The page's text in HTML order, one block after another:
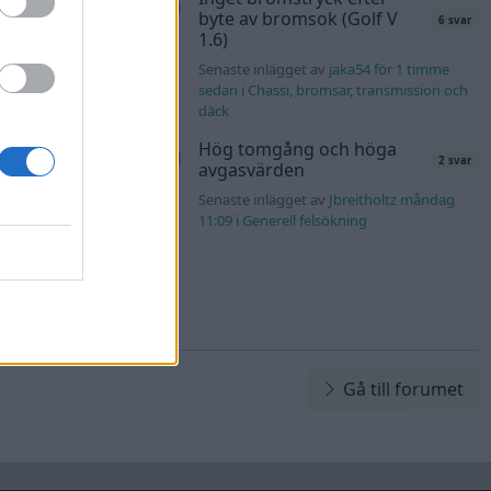
byte av bromsok (Golf V
1.6)
6 svar
Senaste inlägget av jaka54 för 1 timme
sedan i Chassi, bromsar, transmission och
däck
Hög tomgång och höga
avgasvärden
2 svar
Senaste inlägget av Jbreitholtz måndag
11:09i Generell felsökning
Gå till forumet